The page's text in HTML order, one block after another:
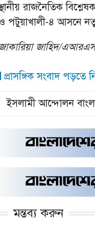
রাজনৈতিক
পটুয়াখালী-৪ আসনে
জাকারিয়া জাহিদ/
প্রাসঙ্গিক সংবাদ পড়তে
ইসলামী আন্দোলন
মন্তব্য করুন